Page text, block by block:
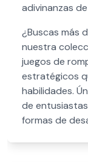
adivinanzas
¿Buscas más
nuestra
juegos de
estratégicos
habilidades.
de
formas de